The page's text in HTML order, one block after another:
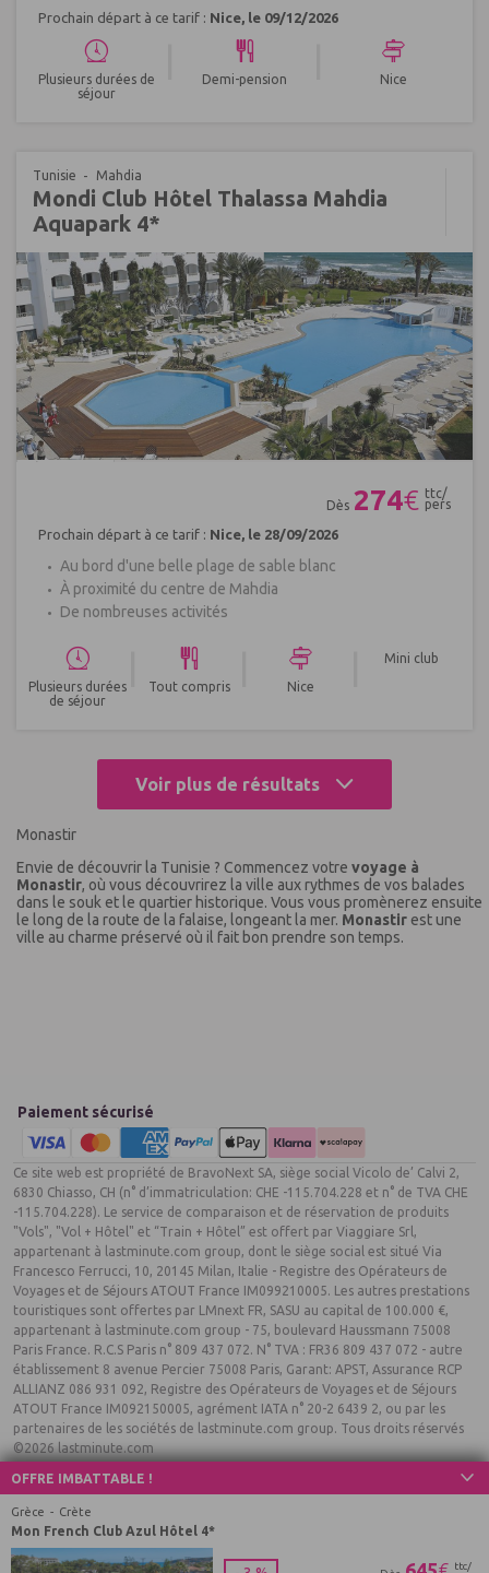
OFFRE IMBATTABLE !
Grèce Crète
Mon French Club Azul Hôtel 4*
ttc/
Prochain départ à ce tarif : Nice, le 09/12/2026
Plusieurs durées de
séjour
Demi-pension Nice
Tunisie Mahdia
Mondi Club Hôtel Thalassa Mahdia
Aquapark 4*
Dès 274€ ttc/
pers
Prochain départ à ce tarif : Nice, le 28/09/2026
Au bord d'une belle plage de sable blanc
À proximité du centre de Mahdia
De nombreuses activités
Plusieurs durées
de séjour
Tout compris Nice
Mini club
Voir plus de résultats
Monastir
Envie de découvrir la Tunisie ? Commencez votre voyage à
Monastir, où vous découvrirez la ville aux rythmes de vos balades
dans le souk et le quartier historique. Vous vous promènerez ensuite
le long de la route de la falaise, longeant la mer. Monastir est une
ville au charme préservé où il fait bon prendre son temps.
Paiement sécurisé
Ce site web est propriété de BravoNext SA, siège social Vicolo de’ Calvi 2,
6830 Chiasso, CH (n° d’immatriculation: CHE -115.704.228 et n° de TVA CHE
-115.704.228). Le service de comparaison et de réservation de produits
"Vols", "Vol + Hôtel" et “Train + Hôtel” est offert par Viaggiare Srl,
appartenant à lastminute.com group, dont le siège social est situé Via
Francesco Ferrucci, 10, 20145 Milan, Italie - Registre des Opérateurs de
Voyages et de Séjours ATOUT France IM099210005. Les autres prestations
touristiques sont offertes par LMnext FR, SASU au capital de 100.000 €,
appartenant à lastminute.com group - 75, boulevard Haussmann 75008
Paris France. R.C.S Paris n° 809 437 072. N° TVA : FR36 809 437 072 - autre
établissement 8 avenue Percier 75008 Paris, Garant: APST, Assurance RCP
ALLIANZ 086 931 092, Registre des Opérateurs de Voyages et de Séjours
ATOUT France IM092150005, agrément IATA n° 20-2 6439 2, ou par les
partenaires de les sociétés de lastminute.com group. Tous droits réservés
©2026 lastminute.com